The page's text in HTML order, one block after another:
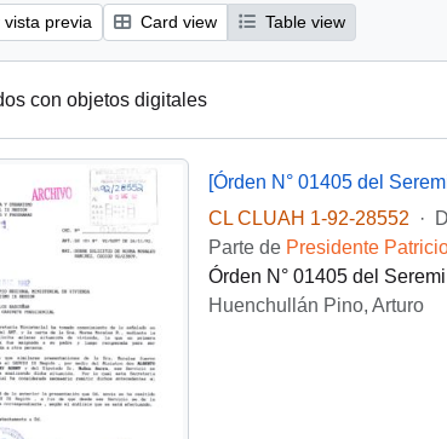
vista previa Card view Table view
con objetos digitales
[Órden N° 01405 del
CL CLUAH 1-92-28552
·
Parte de Presidente
Órden N° 01405 del
Huenchullán Pino, Arturo